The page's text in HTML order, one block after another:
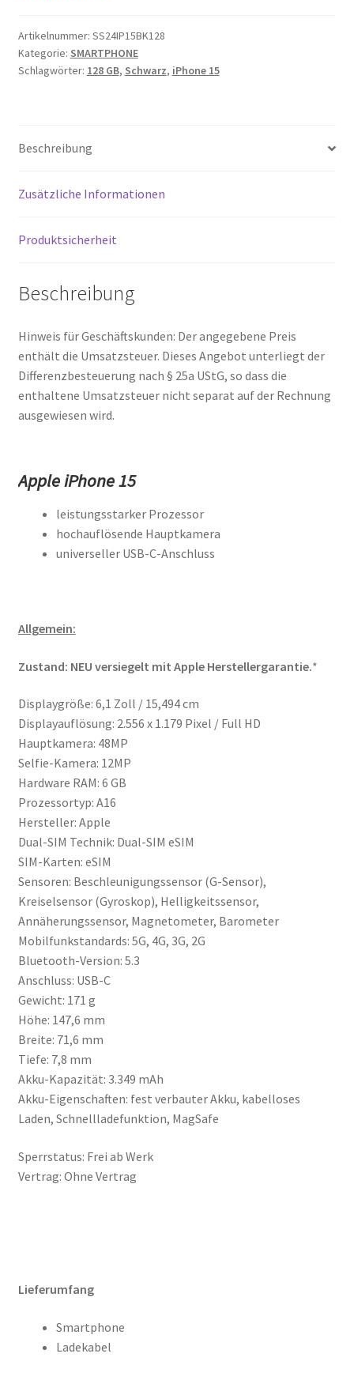
Artikelnummer: SS24IP15BK128
Kategorie: SMARTPHONE
Schlagwörter: 128 GB, Schwarz, iPhone 15
Beschreibung
Zusätzliche Informationen
Produktsicherheit
Beschreibung
Hinweis für Geschäftskunden: Der angegebene Preis
enthält die Umsatzsteuer. Dieses Angebot unterliegt der
Differenzbesteuerung nach § 25a UStG, so dass die
enthaltene Umsatzsteuer nicht separat auf der Rechnung
ausgewiesen wird.
Apple iPhone 15
leistungsstarker Prozessor
hochauflösende Hauptkamera
universeller USB-C-Anschluss
Allgemein:
Zustand: NEU versiegelt mit Apple Herstellergarantie.*
Displaygröße: 6,1 Zoll / 15,494 cm
Displayauflösung: 2.556 x 1.179 Pixel / Full HD
Hauptkamera: 48MP
Selfie-Kamera: 12MP
Hardware RAM: 6 GB
Prozessortyp: A16
Hersteller: Apple
Dual-SIM Technik: Dual-SIM eSIM
SIM-Karten: eSIM
Sensoren: Beschleunigungssensor (G-Sensor),
Kreiselsensor (Gyroskop), Helligkeitssensor,
Annäherungssensor, Magnetometer, Barometer
Mobilfunkstandards: 5G, 4G, 3G, 2G
Bluetooth-Version: 5.3
Anschluss: USB-C
Gewicht: 171 g
Höhe: 147,6 mm
Breite: 71,6 mm
Tiefe: 7,8 mm
Akku-Kapazität: 3.349 mAh
Akku-Eigenschaften: fest verbauter Akku, kabelloses
Laden, Schnellladefunktion, MagSafe
Sperrstatus: Frei ab Werk
Vertrag: Ohne Vertrag
Lieferumfang
Smartphone
Ladekabel